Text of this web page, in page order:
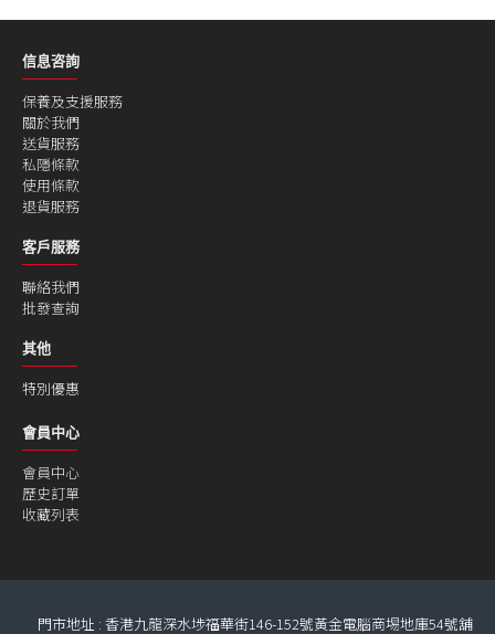
信息咨詢
保養及支援服務
關於我們
送貨服務
私隱條款
使用條款
退貨服務
客戶服務
聯絡我們
批發查詢
其他
特別優惠
會員中心
會員中心
歷史訂單
收藏列表
門市地址 : 香港九龍深水埗福華街146-152號黃金電腦商埸地庫54號舖